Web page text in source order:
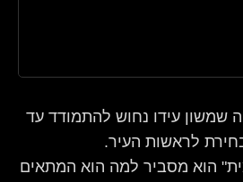
שמשון עידו נחוש להתמודד עד
לראשות העיר.
הוא מסביר למה הוא המתאים